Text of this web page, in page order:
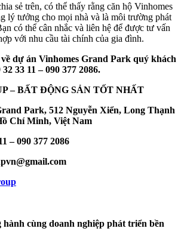
sẻ trên, có thể thấy rằng căn hộ Vinhomes
lý tưởng cho mọi nhà và là môi trường phát
có thể cân nhắc và liên hệ để được tư vấn
với nhu cầu tài chính của gia đình.
dự án Vinhomes Grand Park quý khách
33 11 – 090 377 2086.
– BẤT ĐỘNG SẢN TỐT NHẤT
Park, 512 Nguyễn Xiển, Long Thạnh
Chí Minh, Việt Nam
– 090 377 2086
hành cùng doanh nghiệp phát triển bền